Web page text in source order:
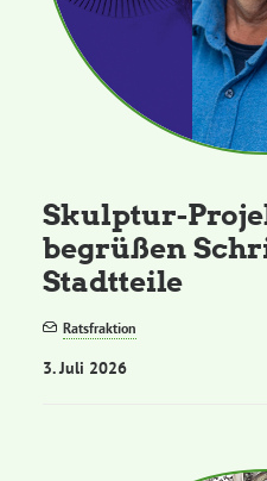
Skulptur-
begrüßen
Stadtteile
Ratsfraktion
3. Juli 2026